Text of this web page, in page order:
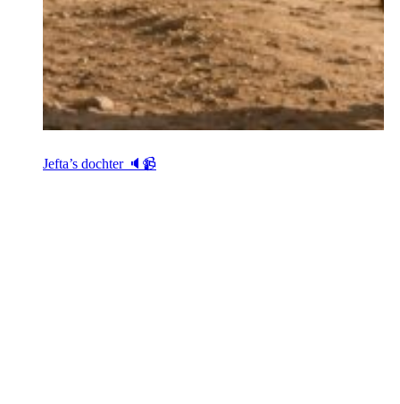
Jefta’s dochter 🔈📹